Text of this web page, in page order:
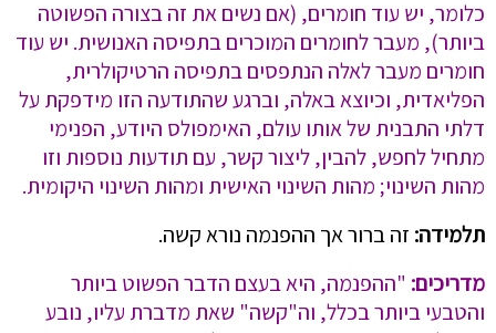
כלומר, יש עוד חומרים, (אם נשים את זה בצורה הפשוטה
ביותר), מעבר לחומרים המוכרים בתפיסה האנושית. יש עוד
חומרים מעבר לאלה הנתפסים בתפיסה הרטיקולרית,
הפליאדית, וכיוצא באלה, וברגע שהתודעה הזו מידפקת על
דלתי התבנית של אותו עולם, האימפולס היודע, הפנימי
מתחיל לחפש, להבין, ליצור קשר, עם תודעות נוספות וזו
מהות השינוי; מהות השינוי האישית ומהות השינוי היקומית.
תלמידה: זה ברור אך ההפנמה נורא קשה.
מדריכים: "ההפנמה, היא בעצם הדבר הפשוט ביותר
והטבעי ביותר בכלל, וה"קשה" שאת מדברת עליו, נובע